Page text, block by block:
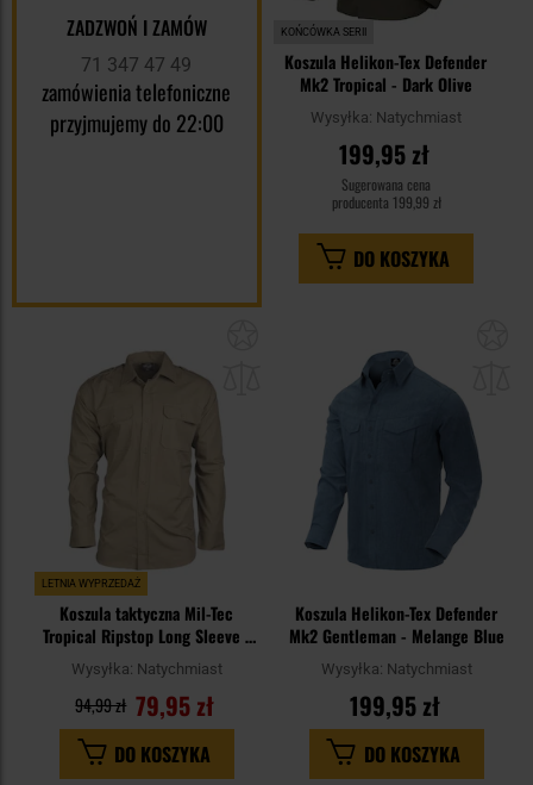
ZADZWOŃ I ZAMÓW
71 347 47 49
zamówienia telefoniczne
przyjmujemy do 22:00
KOŃCÓWKA SERII
Koszula Helikon-Tex Defender
Mk2 Tropical - Dark Olive
Wysyłka: Natychmiast
199,95 zł
Sugerowana cena
producenta 199,99 zł
DO KOSZYKA
schowka
LETNIA WYPRZEDAŻ
Koszula taktyczna Mil-Tec
Tropical Ripstop Long Sleeve -
Khaki
Wysyłka: Natychmiast
79,95 zł
94,99 zł
DO KOSZYKA
Koszula Helikon-Tex Defender
Mk2 Gentleman - Melange Blue
Wysyłka: Natychmiast
199,95 zł
DO KOSZYKA